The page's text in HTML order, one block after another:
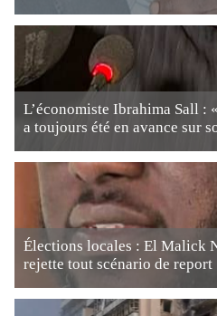
L’économiste Ibrahima Sall :
a toujours été en avance sur
Élections locales : El Malick
rejette tout scénario de report